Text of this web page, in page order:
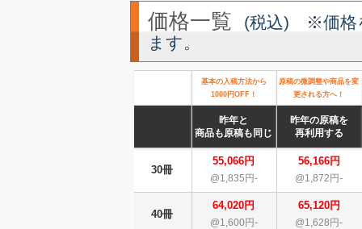
価格一覧
(税込) ※価格
ます。
基本の入稿方法から
1000円OFF！
原稿の微調整や商品を変
更される方へ！
昨年と
商品も原稿も同じ
昨年の原稿を
再利用する
30冊
55,066円
@1,835円-
56,166円
@1,872円-
40冊
64,020円
@1,600円-
65,120円
@1,628円-